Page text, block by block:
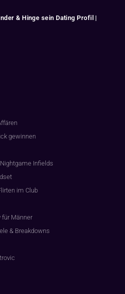
& Hinge sein Dating Profil |
gewinnen
Infields
im Club
für Männer
& Breakdowns